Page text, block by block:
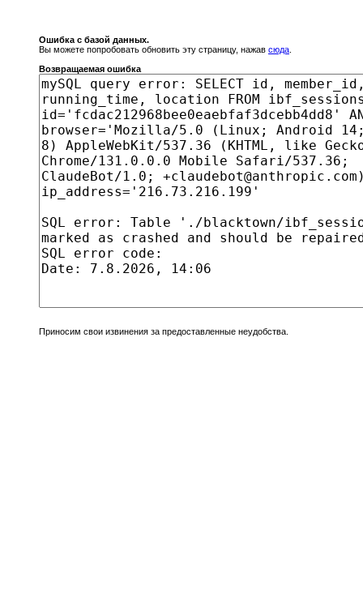
Ошибка с базой данных.
Вы можете попробовать обновить эту страницу, нажав сюда
Возвращаемая ошибка
Приносим свои извинения за предоставленные неудобства.